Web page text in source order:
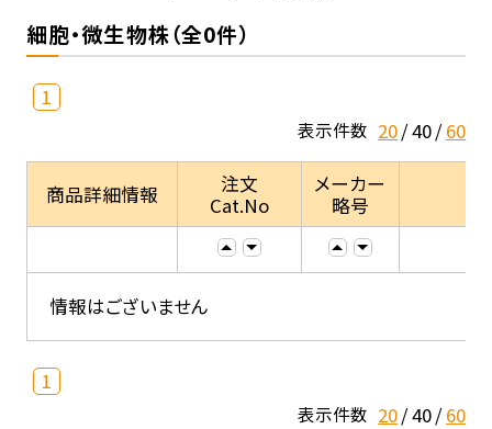
細胞・微生物株（全0件）
1
表示件数 20 40 60
商品詳細情報
注文
Cat.No
メーカー
略号
情報はございません
1
表示件数 20 40 60